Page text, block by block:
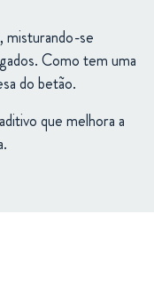
misturando-se
Como tem uma
do betão.
que melhora a